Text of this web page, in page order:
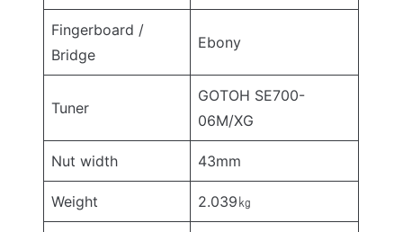
Fingerboard /
Bridge
Ebony
Tuner
GOTOH SE700-
06M/XG
Nut width 43mm
Weight 2.039㎏